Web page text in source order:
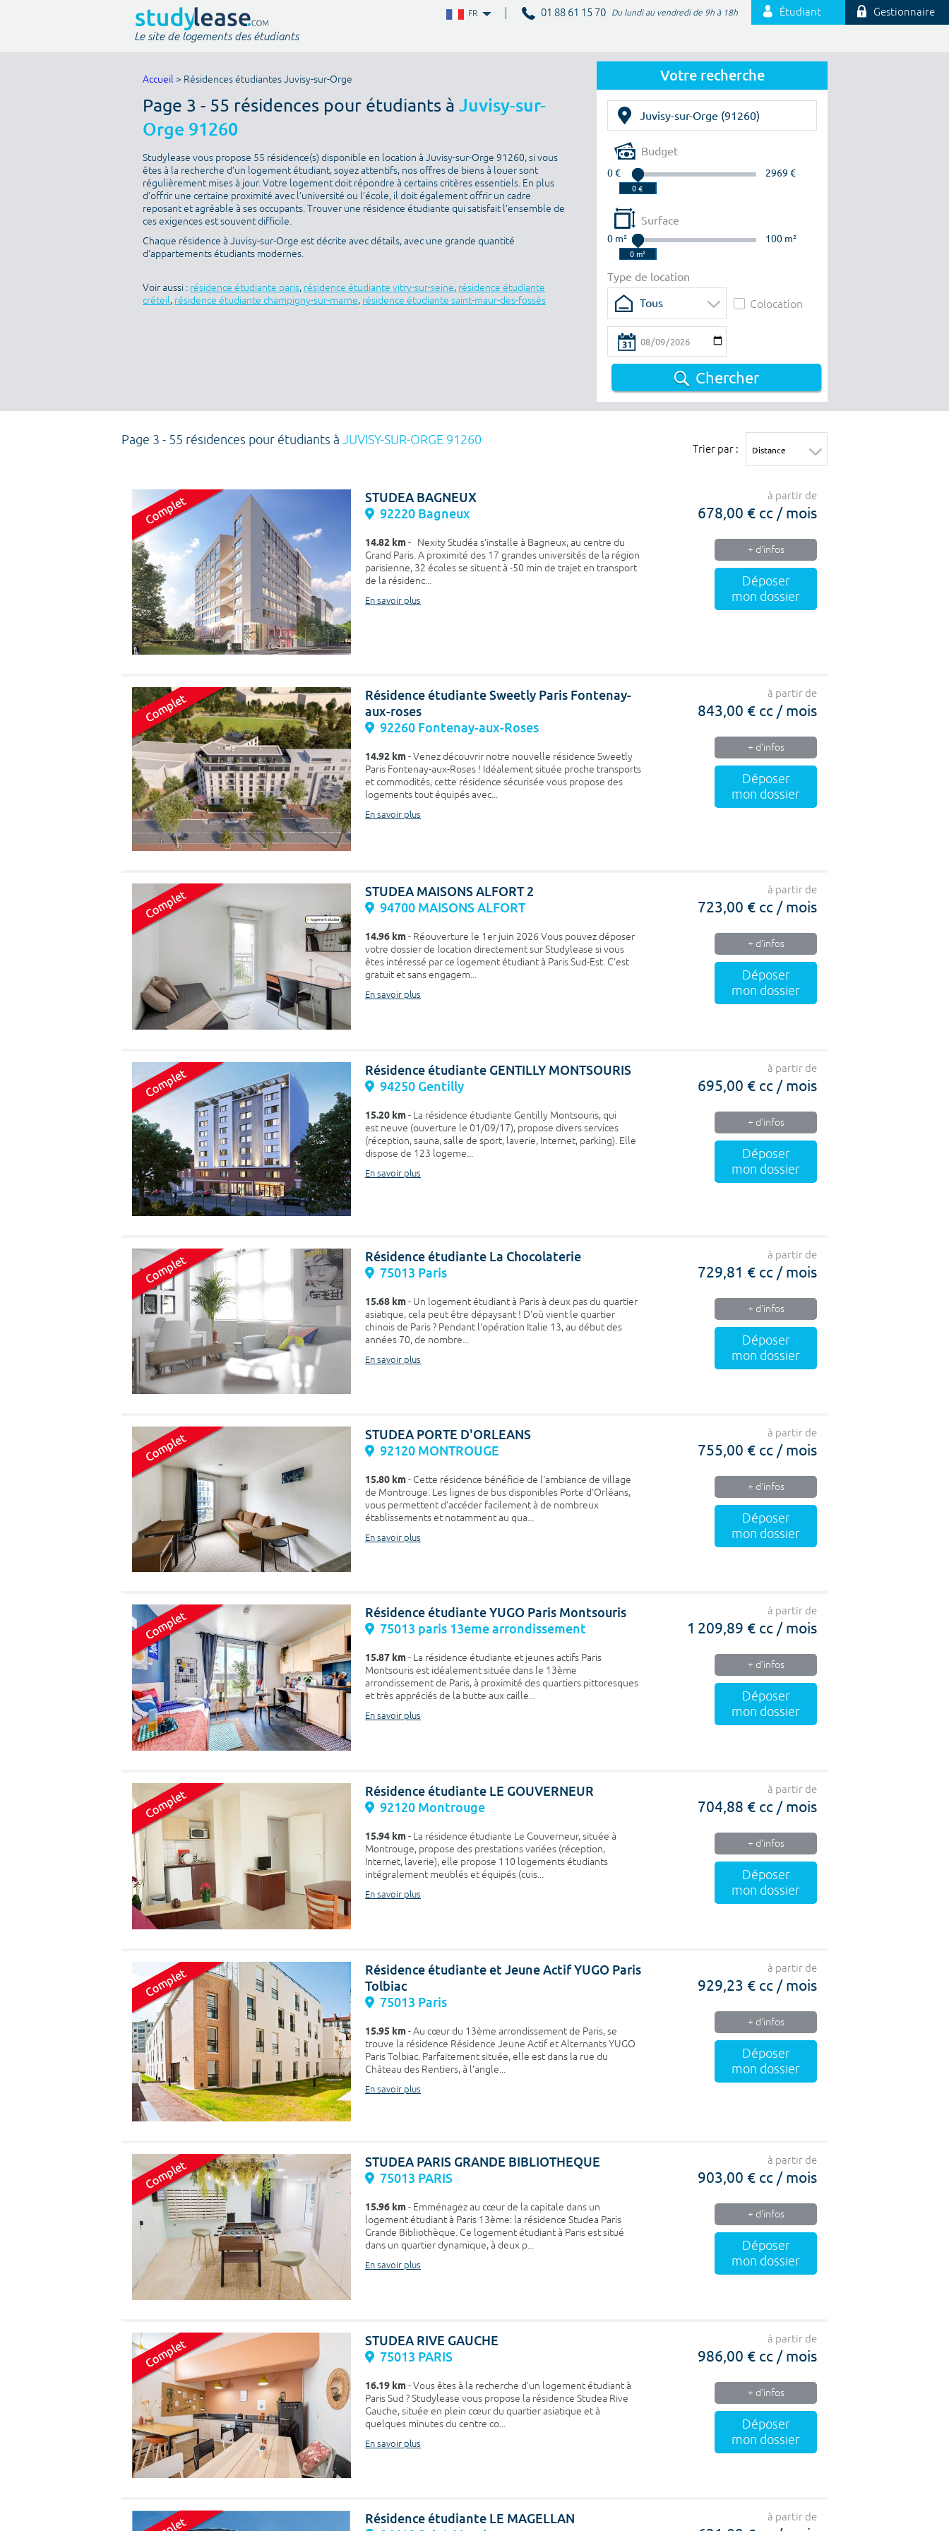
FR 01 88 61 15 70 Du lundi au vendredi de 9h à 18h Étudiant Gestionnaire
Le site de logements des étudiants
Votre recherche
Budget
0 € 2969 €
Surface
0 m² 100 m²
Type de location
Tous
Colocation
Chercher
Accueil > Résidences étudiantes Juvisy-sur-Orge
Page 3 - 55 résidences pour étudiants à Juvisy-sur-
Orge 91260
Studylease vous propose 55 résidence(s) disponible en location à Juvisy-sur-Orge 91260, si vous
êtes à la recherche d’un logement étudiant, soyez attentifs, nos offres de biens à louer sont
régulièrement mises à jour. Votre logement doit répondre à certains critères essentiels. En plus
d’offrir une certaine proximité avec l’université ou l’école, il doit également offrir un cadre
reposant et agréable à ses occupants. Trouver une résidence étudiante qui satisfait l’ensemble de
ces exigences est souvent difficile.
Chaque résidence à Juvisy-sur-Orge est décrite avec détails, avec une grande quantité
d’appartements étudiants modernes.
Voir aussi : résidence étudiante paris, résidence étudiante vitry-sur-seine, résidence étudiante
créteil, résidence étudiante champigny-sur-marne, résidence étudiante saint-maur-des-fossés
Page 3 - 55 résidences pour étudiants à JUVISY-SUR-ORGE 91260
Trier par :
STUDEA BAGNEUX
92220 Bagneux
14.82 km- Nexity Studéa s’installe à Bagneux, au centre du
Grand Paris. A proximité des 17 grandes universités de la région
parisienne, 32 écoles se situent à -50 min de trajet en transport
de la résidenc...
En savoir plus
à partir de
678,00 € cc / mois
+ d'infos
Déposer
mon dossier
Résidence étudiante Sweetly Paris Fontenay-
aux-roses
92260 Fontenay-aux-Roses
14.92 km- Venez découvrir notre nouvelle résidence Sweetly
Paris Fontenay-aux-Roses ! Idéalement située proche transports
et commodités, cette résidence sécurisée vous propose des
logements tout équipés avec...
En savoir plus
à partir de
843,00 € cc / mois
+ d'infos
Déposer
mon dossier
STUDEA MAISONS ALFORT 2
94700 MAISONS ALFORT
14.96 km- Réouverture le 1er juin 2026 Vous pouvez déposer
votre dossier de location directement sur Studylease si vous
êtes intéressé par ce logement étudiant à Paris Sud-Est. C'est
gratuit et sans engagem...
En savoir plus
à partir de
723,00 € cc / mois
+ d'infos
Déposer
mon dossier
Résidence étudiante GENTILLY MONTSOURIS
94250 Gentilly
15.20 km- La résidence étudiante Gentilly Montsouris, qui
est neuve (ouverture le 01/09/17), propose divers services
(réception, sauna, salle de sport, laverie, Internet, parking). Elle
dispose de 123 logeme...
En savoir plus
à partir de
695,00 € cc / mois
+ d'infos
Déposer
mon dossier
Résidence étudiante La Chocolaterie
75013 Paris
15.68 km- Un logement étudiant à Paris à deux pas du quartier
asiatique, cela peut être dépaysant ! D'où vient le quartier
chinois de Paris ? Pendant l'opération Italie 13, au début des
années 70, de nombre...
En savoir plus
à partir de
729,81 € cc / mois
+ d'infos
Déposer
mon dossier
STUDEA PORTE D'ORLEANS
92120 MONTROUGE
15.80 km- Cette résidence bénéficie de l'ambiance de village
de Montrouge. Les lignes de bus disponibles Porte d'Orléans,
vous permettent d'accéder facilement à de nombreux
établissements et notamment au qua...
En savoir plus
à partir de
755,00 € cc / mois
+ d'infos
Déposer
mon dossier
Résidence étudiante YUGO Paris Montsouris
75013 paris 13eme arrondissement
15.87 km- La résidence étudiante et jeunes actifs Paris
Montsouris est idéalement située dans le 13ème
arrondissement de Paris, à proximité des quartiers pittoresques
et très appréciés de la butte aux caille...
En savoir plus
à partir de
1 209,89 € cc / mois
+ d'infos
Déposer
mon dossier
Résidence étudiante LE GOUVERNEUR
92120 Montrouge
15.94 km- La résidence étudiante Le Gouverneur, située à
Montrouge, propose des prestations variées (réception,
Internet, laverie), elle propose 110 logements étudiants
intégralement meublés et équipés (cuis...
En savoir plus
à partir de
704,88 € cc / mois
+ d'infos
Déposer
mon dossier
Résidence étudiante et Jeune Actif YUGO Paris
Tolbiac
75013 Paris
15.95 km- Au cœur du 13ème arrondissement de Paris, se
trouve la résidence Résidence Jeune Actif et Alternants YUGO
Paris Tolbiac. Parfaitement située, elle est dans la rue du
Château des Rentiers, à l’angle...
En savoir plus
à partir de
929,23 € cc / mois
+ d'infos
Déposer
mon dossier
STUDEA PARIS GRANDE BIBLIOTHEQUE
75013 PARIS
15.96 km- Emménagez au cœur de la capitale dans un
logement étudiant à Paris 13ème: la résidence Studea Paris
Grande Bibliothèque. Ce logement étudiant à Paris est situé
dans un quartier dynamique, à deux p...
En savoir plus
à partir de
903,00 € cc / mois
+ d'infos
Déposer
mon dossier
STUDEA RIVE GAUCHE
75013 PARIS
16.19 km- Vous êtes à la recherche d’un logement étudiant à
Paris Sud ? Studylease vous propose la résidence Studea Rive
Gauche, située en plein cœur du quartier asiatique et à
quelques minutes du centre co...
En savoir plus
à partir de
986,00 € cc / mois
+ d'infos
Déposer
mon dossier
Résidence étudiante LE MAGELLAN
à partir de